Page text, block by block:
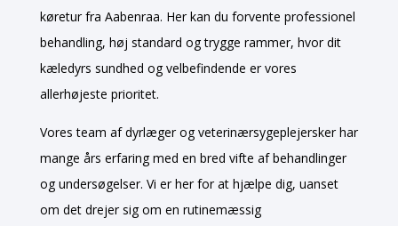
køretur fra Aabenraa. Her kan du forvente professionel
behandling, høj standard og trygge rammer, hvor dit
kæledyrs sundhed og velbefindende er vores
allerhøjeste prioritet.
Vores team af dyrlæger og veterinærsygeplejersker har
mange års erfaring med en bred vifte af behandlinger
og undersøgelser. Vi er her for at hjælpe dig, uanset
om det drejer sig om en rutinemæssig